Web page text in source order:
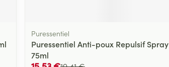
Puressentiel
Puressentiel Anti-poux Repulsif Spray
75ml